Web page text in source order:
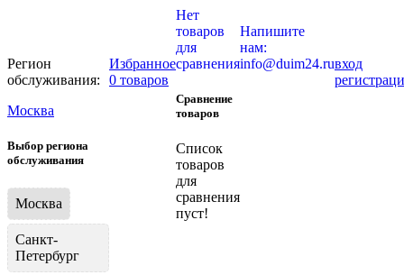
Регион
обслуживания:
Москва
Выбор региона
обслуживания
Москва
Санкт-
Петербург
Избранное
0 товаров
Нет
товаров
для
сравнения
Сравнение
товаров
Список
товаров
для
сравнения
пуст!
Напишите
нам:
info@duim24.ruвход